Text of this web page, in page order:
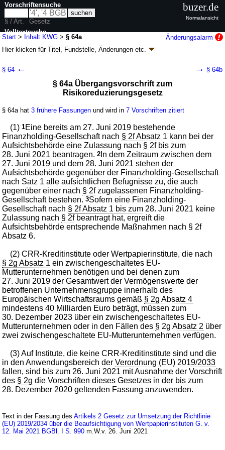
Start > Inhalt KWG >§ 64a
Änderungsalarm
Hier klicken fürTitel, Fundstelle, Änderungen etc.
neugefasst durch B. v. 09.09.1998
G. v. 12.05.2026BGBl. 2026 I Nr. 139
Geltung ab 01.07.1985; FNA: 7610-1Aufsichtsrechtliche Vorschriften
Achter Abschnitt Übergangs- und Schlußvorschriften
§ 64 ← → § 64b
§ 64a Übergangsvorschrift zum
Risikoreduzierungsgesetz
§ 64a hat3 frühere Fassungen und wird in7 Vorschriften zitiert
(1)1Eine bereits am 27. Juni 2019 bestehende
Finanzholding-Gesellschaft nach § 2f Absatz 1 kann bei der
Aufsichtsbehörde eine Zulassung nach § 2fbis zum
28. Juni 2021 beantragen.2 In dem Zeitraum zwischen dem
27. Juni 2019 und dem 28. Juni 2021 stehen der
Aufsichtsbehörde gegenüber der Finanzholding-Gesellschaft
nach Satz 1 alle aufsichtlichen Befugnisse zu, die auch
gegenüber einer nach § 2fzugelassenen Finanzholding-
Gesellschaft bestehen.3Sofern eine Finanzholding-
Gesellschaft nach § 2f Absatz 1 bis zum 28. Juni 2021 keine
Zulassung nach § 2fbeantragt hat, ergreift die
Aufsichtsbehörde entsprechende Maßnahmen nach § 2f
Absatz 6.
(2) CRR-Kreditinstitute oder Wertpapierinstitute, die nach
§ 2g Absatz 1 ein zwischengeschaltetes EU-
Mutterunternehmen benötigen und bei denen zum
27. Juni 2019 der Gesamtwert der Vermögenswerte der
betroffenen Unternehmensgruppe innerhalb des
Europäischen Wirtschaftsraums gemäß § 2g Absatz 4
mindestens 40 Milliarden Euro beträgt, müssen zum
30. Dezember 2023 über ein zwischengeschaltetes EU-
Mutterunternehmen oder in den Fällen des § 2g Absatz 2 über
zwei zwischengeschaltete EU-Mutterunternehmen verfügen.
(3) Auf Institute, die keine CRR-Kreditinstitute sind und die
in den Anwendungsbereich derVerordnung (EU) 2019/2033
fallen, sind bis zum 26. Juni 2021 mit Ausnahme der Vorschrift
des § 2g die Vorschriften dieses Gesetzes in der bis zum
28. Dezember 2020 geltenden Fassung anzuwenden.
Text in der Fassung desArtikels 2 Gesetz zur Umsetzung der Richtlinie
(EU) 2019/2034 über die Beaufsichtigung von Wertpapierinstituten G. v.
12. Mai 2021 BGBl. I S. 990 m.W.v. 26. Juni 2021
Vorschriftensuche
§ / Art.
Gesetz
Volltextsuche
nur in KWG
buzer.de
Normalansicht